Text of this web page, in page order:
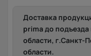
Доставка
prima до
области, г.Санкт-
области.